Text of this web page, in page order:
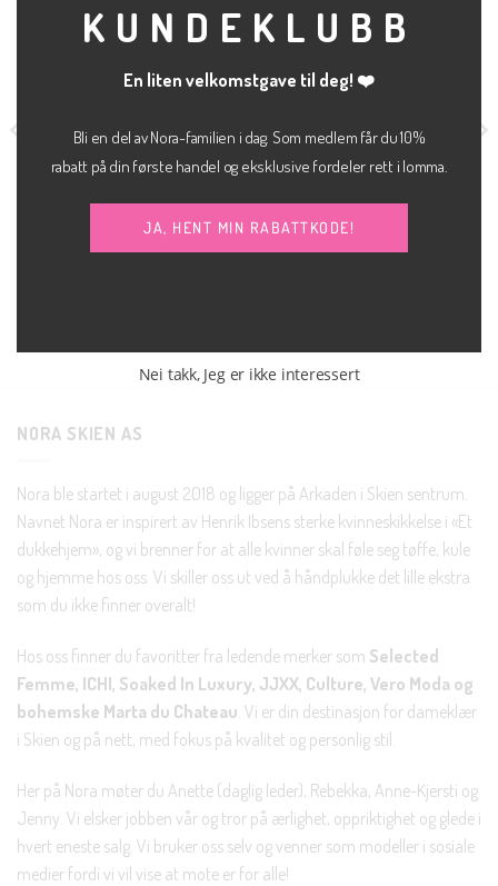
kr400.00 JEANS
NORA SKIEN AS
Nora ble startet i august 2018 og ligger på Arkaden i Skien sentrum.
Navnet Nora er inspirert av Henrik Ibsens sterke kvinneskikkelse i «Et
dukkehjem», og vi brenner for at alle kvinner skal føle seg tøffe, kule
og hjemme hos oss. Vi skiller oss ut ved å håndplukke det lille ekstra
som du ikke finner overalt!
Hos oss finner du favoritter fra ledende merker som Selected
Femme, ICHI, Soaked In Luxury, JJXX, Culture, Vero Moda og
bohemske Marta du Chateau. Vi er din destinasjon for dameklær
i Skien og på nett, med fokus på kvalitet og personlig stil.
Her på Nora møter du Anette (daglig leder), Rebekka, Anne-Kjersti og
Jenny. Vi elsker jobben vår og tror på ærlighet, oppriktighet og glede i
hvert eneste salg. Vi bruker oss selv og venner som modeller i sosiale
medier fordi vi vil vise at mote er for alle!
KUNDEKLUBB
En liten velkomstgave til deg! ❤️
Bli en del av Nora-familien i dag. Som medlem får du 10%
rabatt på din første handel og eksklusive fordeler rett i lomma.
JA, HENT MIN RABATTKODE!
Nei takk, Jeg er ikke interessert